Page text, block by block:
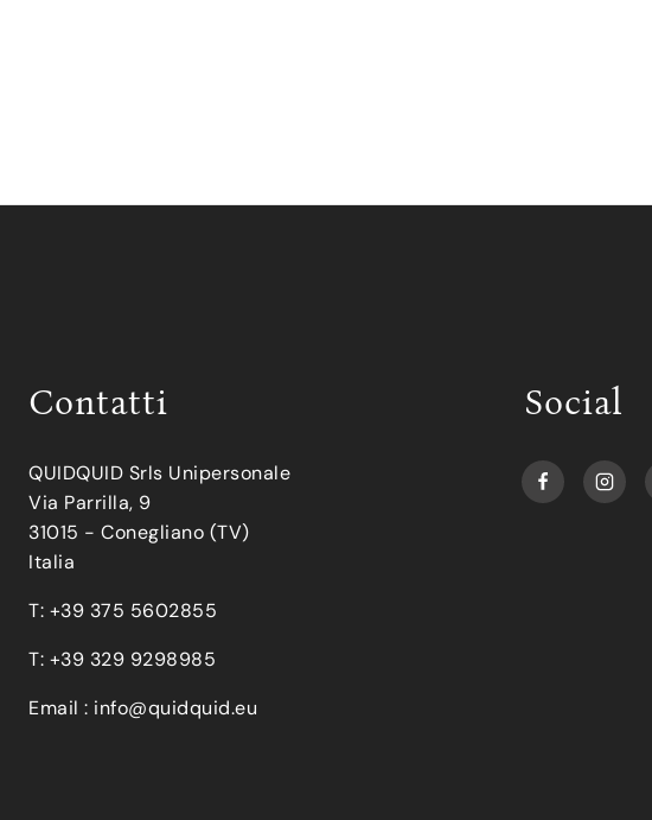
Contatti
QUIDQUID Srls Unipersonale
Via Parrilla, 9
31015 - Conegliano (TV)
Italia
T: +39 375 5602855
T: +39 329 9298985
Email : info@quidquid.eu
Social